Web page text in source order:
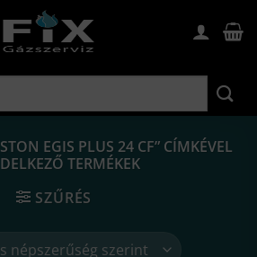
EGIS PLUS 24 CF” CÍMKÉVEL
TERMÉKEK
SZŰRÉS